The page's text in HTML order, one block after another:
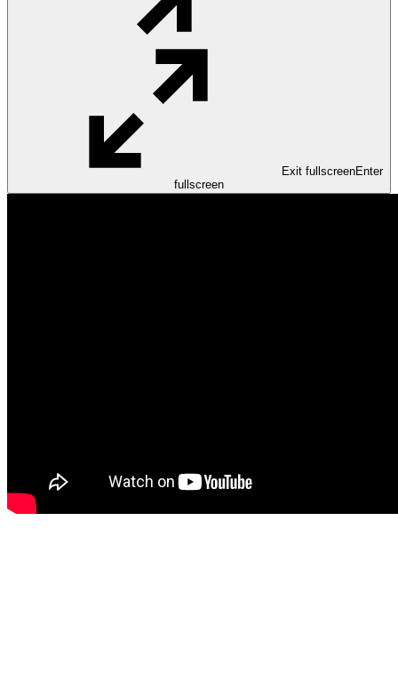
Exit fullscreenEnter
fullscreen